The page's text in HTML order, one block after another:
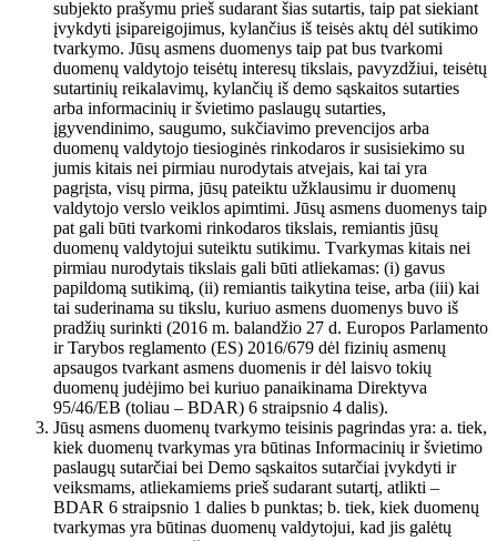
subjekto prašymu prieš sudarant šias sutartis, taip pat siekiant
įvykdyti įsipareigojimus, kylančius iš teisės aktų dėl sutikimo
tvarkymo. Jūsų asmens duomenys taip pat bus tvarkomi
duomenų valdytojo teisėtų interesų tikslais, pavyzdžiui, teisėtų
sutartinių reikalavimų, kylančių iš demo sąskaitos sutarties
arba informacinių ir švietimo paslaugų sutarties,
įgyvendinimo, saugumo, sukčiavimo prevencijos arba
duomenų valdytojo tiesioginės rinkodaros ir susisiekimo su
jumis kitais nei pirmiau nurodytais atvejais, kai tai yra
pagrįsta, visų pirma, jūsų pateiktu užklausimu ir duomenų
valdytojo verslo veiklos apimtimi. Jūsų asmens duomenys taip
pat gali būti tvarkomi rinkodaros tikslais, remiantis jūsų
duomenų valdytojui suteiktu sutikimu. Tvarkymas kitais nei
pirmiau nurodytais tikslais gali būti atliekamas: (i) gavus
papildomą sutikimą, (ii) remiantis taikytina teise, arba (iii) kai
tai suderinama su tikslu, kuriuo asmens duomenys buvo iš
pradžių surinkti (2016 m. balandžio 27 d. Europos Parlamento
ir Tarybos reglamento (ES) 2016/679 dėl fizinių asmenų
apsaugos tvarkant asmens duomenis ir dėl laisvo tokių
duomenų judėjimo bei kuriuo panaikinama Direktyva
95/46/EB (toliau – BDAR) 6 straipsnio 4 dalis).
Jūsų asmens duomenų tvarkymo teisinis pagrindas yra: a. tiek,
kiek duomenų tvarkymas yra būtinas Informacinių ir švietimo
paslaugų sutarčiai bei Demo sąskaitos sutarčiai įvykdyti ir
veiksmams, atliekamiems prieš sudarant sutartį, atlikti –
BDAR 6 straipsnio 1 dalies b punktas; b. tiek, kiek duomenų
tvarkymas yra būtinas duomenų valdytojui, kad jis galėtų